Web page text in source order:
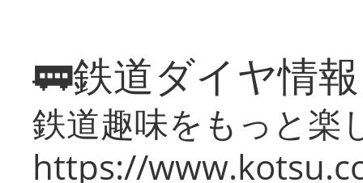
🚃鉄道ダイヤ情
鉄道趣味をもっと楽
https://